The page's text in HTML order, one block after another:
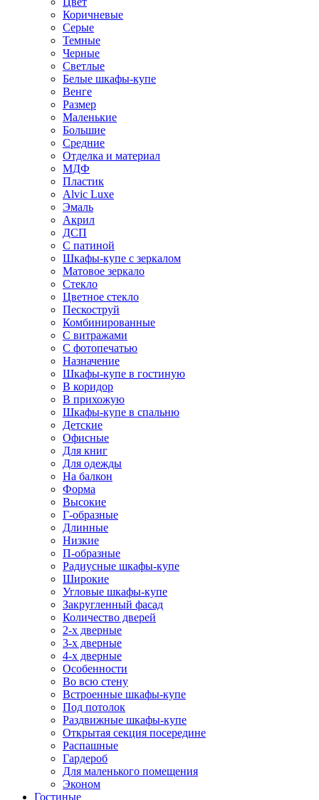
Коричневые
Серые
Темные
Черные
Светлые
Белые шкафы-купе
Венге
Размер
Маленькие
Большие
Средние
Отделка и материал
МДФ
Пластик
Alvic Luxe
Эмаль
Акрил
ДСП
С патиной
Шкафы-купе с зеркалом
Матовое зеркало
Стекло
Цветное стекло
Пескоструй
Комбинированные
С витражами
С фотопечатью
Назначение
Шкафы-купе в гостиную
В коридор
В прихожую
Шкафы-купе в спальню
Детские
Офисные
Для книг
Для одежды
На балкон
Форма
Высокие
Г-образные
Длинные
Низкие
П-образные
Радиусные шкафы-купе
Широкие
Угловые шкафы-купе
Закругленный фасад
Количество дверей
2-х дверные
3-х дверные
4-х дверные
Особенности
Во всю стену
Встроенные шкафы-купе
Под потолок
Раздвижные шкафы-купе
Открытая секция посередине
Распашные
Гардероб
Для маленького помещения
Эконом
Гостиные